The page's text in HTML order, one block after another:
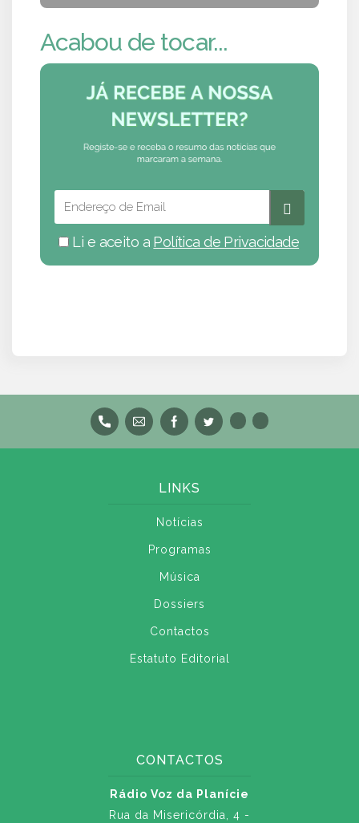
Acabou de tocar...
Li e aceito a Política de Privacidade
LINKS
Notícias
Programas
Música
Dossiers
Contactos
Estatuto Editorial
CONTACTOS
Rádio Voz da Planície
Rua da Misericórdia, 4 -